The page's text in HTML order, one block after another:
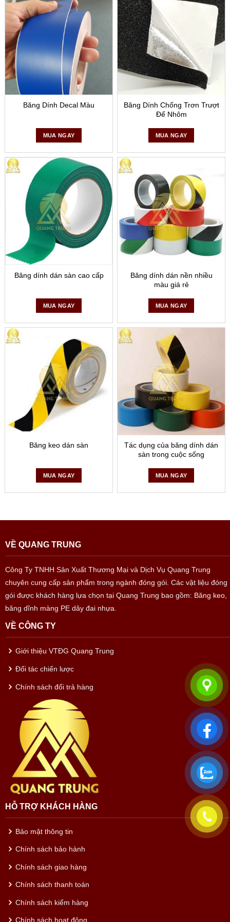
làm giảm độ bền và tính thẩm mỹ.
Thay Thế Định Kỳ:
Kiểm tra và thay thế băng dính định
kỳ để đảm bảo tính năng và độ rõ ràng của dấu hiệu.
Băng dính dán nền là một công cụ hữu ích trong việc duy trì
trật tự và an toàn tại nơi làm việc, đồng thời cung cấp một
giải pháp linh hoạt và dễ dàng triển khai cho việc quản lý
Băng Dính Decal Màu
MUA NGAY
Băng Dính Chống Trơn Trượt
Đế Nhôm
MUA NGAY
Băng dính dán sàn cao cấp
MUA NGAY
Băng dính dán nền nhiều
màu giá rẻ
MUA NGAY
Băng keo dán sàn
MUA NGAY
Tác dụng của băng dính dán
sàn trong cuộc sống
MUA NGAY
VỀ QUANG TRUNG
Công Ty TNHH Sản Xuất Thương Mại và Dịch Vụ Quang Trung
chuyên cung cấp sản phẩm trong ngành đóng gói. Các vật liệu đóng
gói được khách hàng lựa chọn tại Quang Trung bao gồm: Băng keo,
băng dĩnh màng PE dây đai nhựa.
VỀ CÔNG TY
Giới thiệu VTĐG Quang Trung
Đối tác chiến lược
Chính sách đổi trả hàng
HỖ TRỢ KHÁCH HÀNG
Bảo mật thông tin
Chính sách bảo hành
Chính sách giao hàng
Chính sách thanh toán
Chính sách kiểm hàng
Chính sách hoạt động